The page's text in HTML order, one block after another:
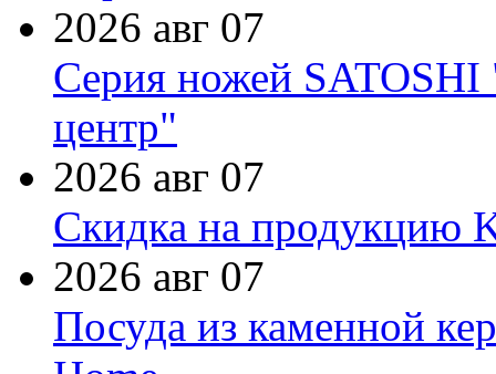
2026 авг 07
Серия ножей
центр"
2026 авг 07
Скидка на продукцию
2026 авг 07
Посуда из каменной